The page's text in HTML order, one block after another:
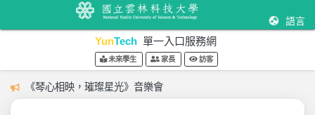
語言
YunTech 單一入口服務網
未來學生 家長 訪客
《琴心相映，璀璨星光》音樂會